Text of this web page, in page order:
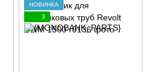
НОВИНКА
3